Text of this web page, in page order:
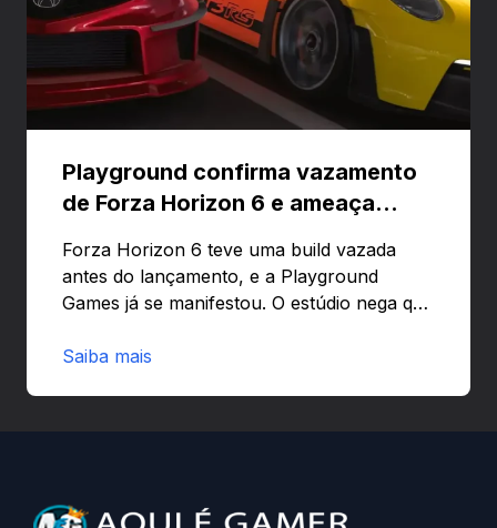
Playground confirma vazamento
de Forza Horizon 6 e ameaça
Forza Horizon 6 teve uma build vazada
antes do lançamento, e a Playground
Games já se manifestou. O estúdio nega que
preload e avisa que quem usar versões não
da Playground: negação do preload,
Saiba mais